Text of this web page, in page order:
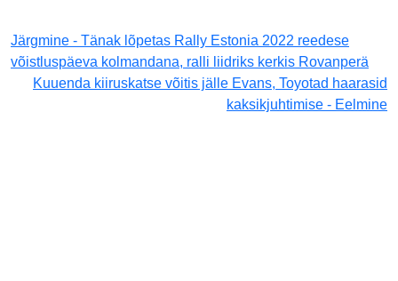
Järgmine - Tänak lõpetas Rally Estonia 2022 reedese
võistluspäeva kolmandana, ralli liidriks kerkis Rovanperä
Kuuenda kiiruskatse võitis jälle Evans, Toyotad haarasid
kaksikjuhtimise - Eelmine